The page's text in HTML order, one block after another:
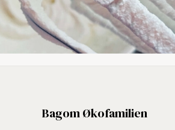
Bagom Økofamilien